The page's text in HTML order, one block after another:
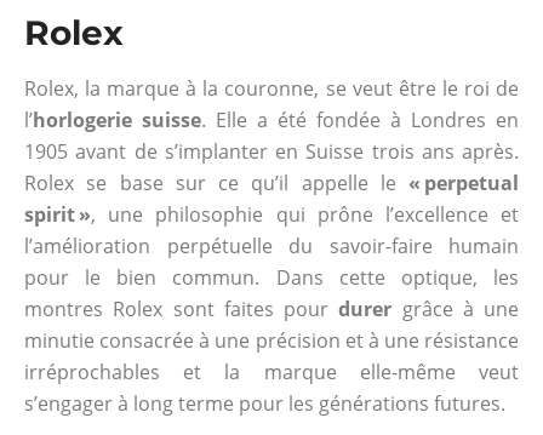
Rolex
Rolex, la marque à la couronne, se veut être le roi de
l’horlogerie suisse. Elle a été fondée à Londres en
1905 avant de s’implanter en Suisse trois ans après.
Rolex se base sur ce qu’il appelle le « perpetual
spirit », une philosophie qui prône l’excellence et
l’amélioration perpétuelle du savoir-faire humain
pour le bien commun. Dans cette optique, les
montres Rolex sont faites pourdurer grâce à une
minutie consacrée à une précision et à une résistance
irréprochables et la marque elle-même veut
s’engager à long terme pour les générations futures.